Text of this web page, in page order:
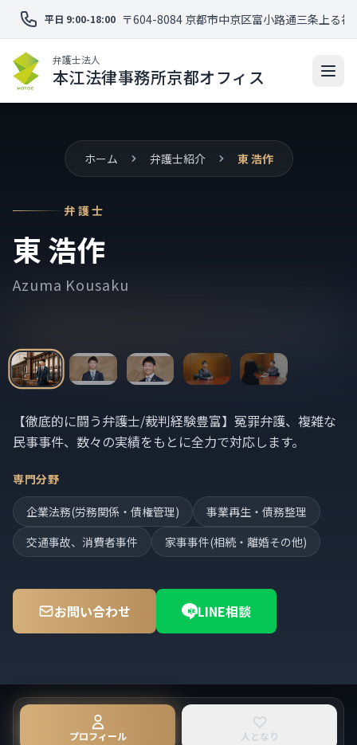
平日 9:00-18:00 〒604-8084 京都市中京区富小路通三条上る
弁護士法人
本江法律事務所京都オフィス
ホーム 弁護士紹介 東 浩作
弁護士
東 浩作
Azuma Kousaku
【徹底的に闘う弁護士/裁判経験豊富】冤罪弁護、複雑な
民事事件、数々の実績をもとに全力で対応します。
専門分野
企業法務(労務関係・債権管理)
事業再生・債務整理
交通事故、消費者事件
家事事件(相続・離婚その他)
お問い合わせ LINE相談
プロフィール 人となり